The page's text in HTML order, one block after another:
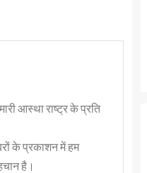
आस्था राष्ट्र के प्रति
के प्रकाशन में हम
है।